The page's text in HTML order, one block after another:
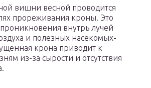
вишни весной проводится
прореживания кроны. Это
внутрь лучей
и полезных насекомых-
крона приводит к
из-за сырости и отсутствия